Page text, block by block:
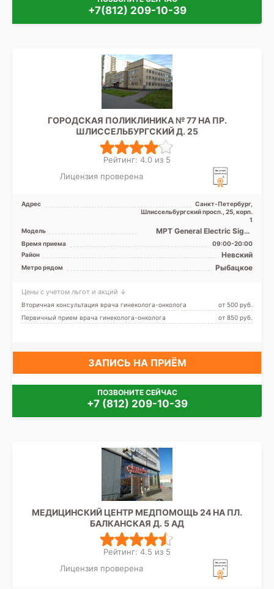
+7(812) 209-10-39
ГОРОДСКАЯ ПОЛИКЛИНИКА № 77 НА ПР.
ШЛИССЕЛЬБУРГСКИЙ Д. 25
Рейтинг: 4.0 из 5
Лицензия проверена
Адрес
Санкт-Петербург,
Шлиссельбургский просп., 25, корп.
1
Модель
МРТ General Electric Signa
HDх 1.5 Tесла, УЗИ, Рентген
Время приема
09:00-20:00
Район
Невский
Метро рядом Рыбацкое
Цены с учетом льгот и акций ↓
Вторичная консультация врача гинеколога-онколога
от 500 pуб.
Первичный прием врача гинеколога-онколога
от 850 pуб.
ЗАПИСЬ НА ПРИЁМ
ПОЗВОНИТЕ СЕЙЧАС
+7 (812) 209-10-39
МЕДИЦИНСКИЙ ЦЕНТР МЕДПОМОЩЬ 24 НА ПЛ.
БАЛКАНСКАЯ Д. 5 АД
Рейтинг: 4.5 из 5
Лицензия проверена